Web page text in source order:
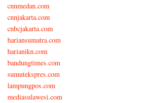
cnnmedan.com
cnnjakarta.com
cnbcjakarta.com
hariansumatra.com
harianikn.com
bandungtimes.com
sumutekspres.com
lampungpos.com
mediasulawesi.com